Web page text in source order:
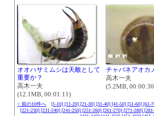
オオハサミムシは天敵として
重要か？
高木一夫
(12.1MB, 00:01:11)
チャバネアオカ
高木一夫
(5.2MB,
< 前の10件へ [1-10] [11-20] [21-30] [31-40] [41-50] [51-60] [61-
[221-230] [231-240] [241-250] [251-260] [261-270] [271-280]